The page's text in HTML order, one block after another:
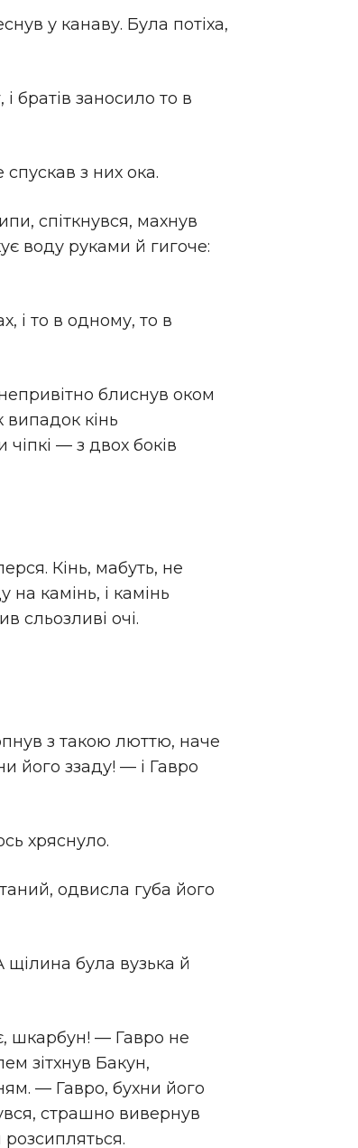
у канаву. Була потіха,
братів заносило то в
з них ока.
спіткнувся, махнув
воду руками й гигоче:
і то в одному, то в
блиснув оком
випадок кінь
— з двох боків
Кінь, мабуть, не
камінь, і камінь
сльозливі очі.
з такою люттю, наче
його ззаду! — і Гавро
хряснуло.
одвисла губа його
була вузька й
шкарбун! — Гавро не
зітхнув Бакун,
— Гавро, бухни його
страшно вивернув